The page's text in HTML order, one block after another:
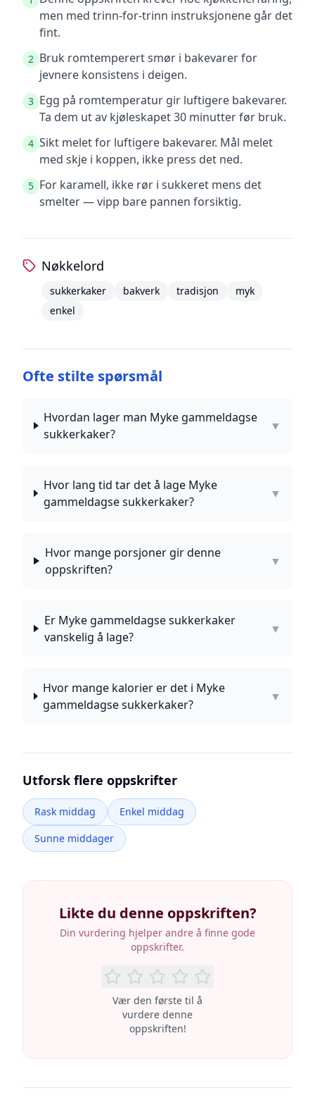
men med trinn-for-trinn instruksjonene går det
fint.
2 Bruk romtemperert smør i bakevarer for
jevnere konsistens i deigen.
3 Egg på romtemperatur gir luftigere bakevarer.
Ta dem ut av kjøleskapet 30 minutter før bruk.
4 Sikt melet for luftigere bakevarer. Mål melet
med skje i koppen, ikke press det ned.
5 For karamell, ikke rør i sukkeret mens det
smelter — vipp bare pannen forsiktig.
Nøkkelord
sukkerkaker bakverk tradisjon
myk
enkel
Ofte stilte spørsmål
Hvordan lager man Myke gammeldagse
sukkerkaker?
▼
Hvor lang tid tar det å lage Myke
gammeldagse sukkerkaker?
▼
Hvor mange porsjoner gir denne
oppskriften?
▼
Er Myke gammeldagse sukkerkaker
vanskelig å lage?
▼
Hvor mange kalorier er det i Myke
gammeldagse sukkerkaker?
▼
Utforsk flere oppskrifter
Rask middag
Enkel middag
Sunne middager
Likte du denne oppskriften?
Din vurdering hjelper andre å finne gode
oppskrifter.
Vær den første til å
vurdere denne
oppskriften!